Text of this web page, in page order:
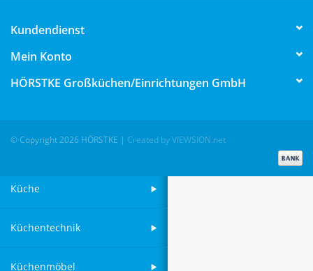
Bar
Berufsbekleidung
Küche
Küchentechnik
Küchenmöbel
Kundendienst
Mein Konto
HÖRSTKE Großküchen/Einrichtungen GmbH
© Copyright 2026 HÖRSTKE | Created by VIEWSION.net